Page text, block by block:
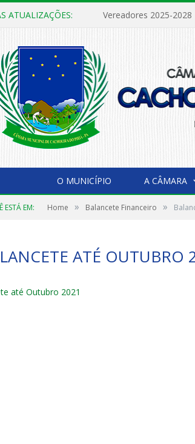
ATUALIZAÇÕES: Vereadores 2025-2028
O MUNICÍPIO A CÂMARA
ESTÁ EM: Home » Balancete Financeiro »
ATÉ OUTUBRO
até Outubro 2021